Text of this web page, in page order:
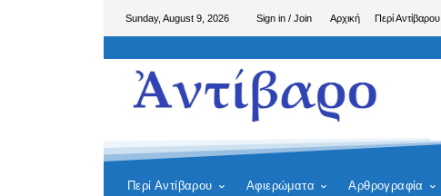
Sunday, August 9, 2026 Sign in / Join Αρχική Περί Αντίβαρου
Περί Αντίβαρου Αφιερώματα Αρθρογραφία